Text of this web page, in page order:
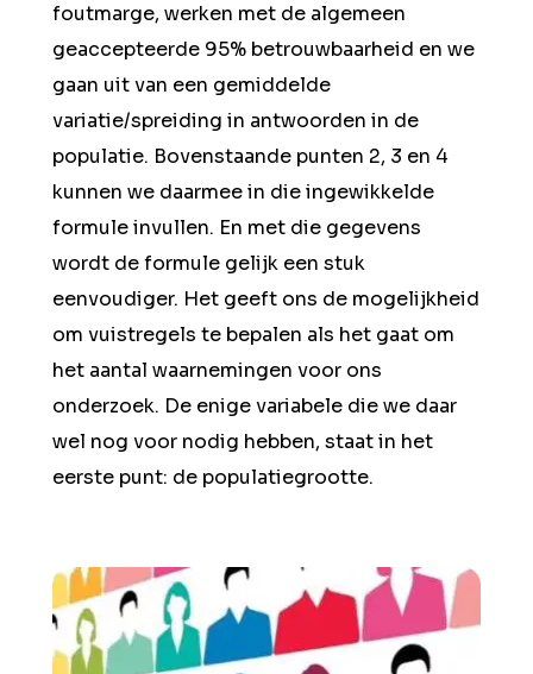
foutmarge, werken met de algemeen
geaccepteerde 95% betrouwbaarheid en we
gaan uit van een gemiddelde
variatie/spreiding in antwoorden in de
populatie. Bovenstaande punten 2, 3 en 4
kunnen we daarmee in die ingewikkelde
formule invullen. En met die gegevens
wordt de formule gelijk een stuk
eenvoudiger. Het geeft ons de mogelijkheid
om vuistregels te bepalen als het gaat om
het aantal waarnemingen voor ons
onderzoek. De enige variabele die we daar
wel nog voor nodig hebben, staat in het
eerste punt: de populatiegrootte.